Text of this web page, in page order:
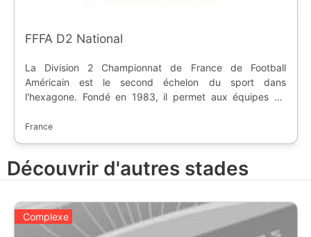
FFFA D2 National
La Division 2 Championnat de France de Football
Américain est le second échelon du sport dans
l'hexagone. Fondé en 1983, il permet aux équipes de
meilleures équipes montent en Division 1, alors que les
France
Découvrir d'autres stades
Complexe